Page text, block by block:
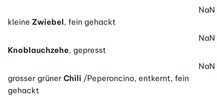
kleine Zwiebel, fein gehackt
NaN
Knoblauchzehe, gepresst
NaN
grosser grüner Chili /Peperoncino, entkernt, fein
gehackt
NaN